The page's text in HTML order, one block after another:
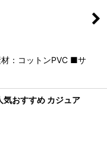
：コットンPVC ■サ
気おすすめ カジュア